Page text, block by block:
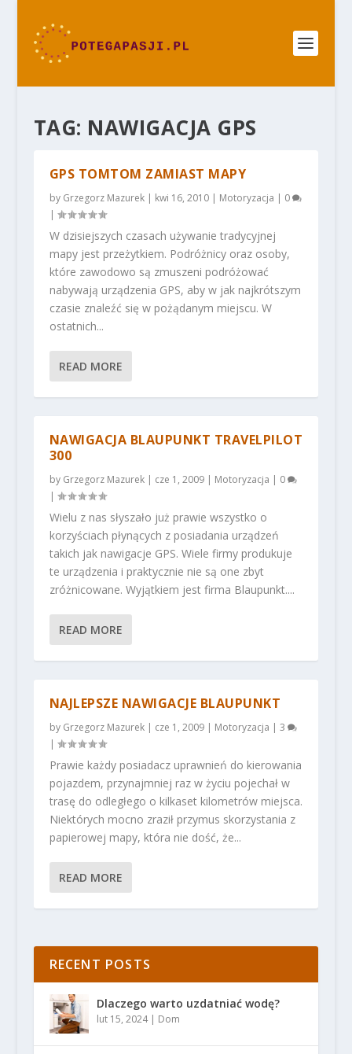
TAG: NAWIGACJA GPS
GPS TOMTOM ZAMIAST MAPY
by Grzegorz Mazurek| kwi 16, 2010| Motoryzacja | 0
|
W dzisiejszych czasach używanie tradycyjnej
mapy jest przeżytkiem. Podróżnicy oraz osoby,
które zawodowo są zmuszeni podróżować
nabywają urządzenia GPS, aby w jak najkrótszym
czasie znaleźć się w pożądanym miejscu. W
ostatnich...
READ MORE
NAWIGACJA BLAUPUNKT TRAVELPILOT
300
by Grzegorz Mazurek| cze 1, 2009| Motoryzacja | 0
|
Wielu z nas słyszało już prawie wszystko o
korzyściach płynących z posiadania urządzeń
takich jak nawigacje GPS. Wiele firmy produkuje
te urządzenia i praktycznie nie są one zbyt
zróżnicowane. Wyjątkiem jest firma Blaupunkt....
READ MORE
NAJLEPSZE NAWIGACJE BLAUPUNKT
by Grzegorz Mazurek| cze 1, 2009| Motoryzacja | 3
|
Prawie każdy posiadacz uprawnień do kierowania
pojazdem, przynajmniej raz w życiu pojechał w
trasę do odległego o kilkaset kilometrów miejsca.
Niektórych mocno zraził przymus skorzystania z
papierowej mapy, która nie dość, że...
READ MORE
RECENT POSTS
Dlaczego warto uzdatniać wodę?
lut 15, 2024| Dom